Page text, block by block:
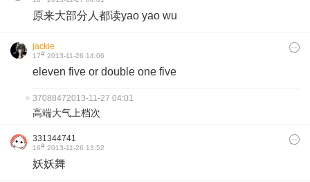
原来大部分人都读yao yao wu
jackie
17# 2013-11-26 14:06
eleven five or double one five
37088472013-11-27 04:01
高端大气上档次
331344741
16# 2013-11-26 13:52
妖妖舞